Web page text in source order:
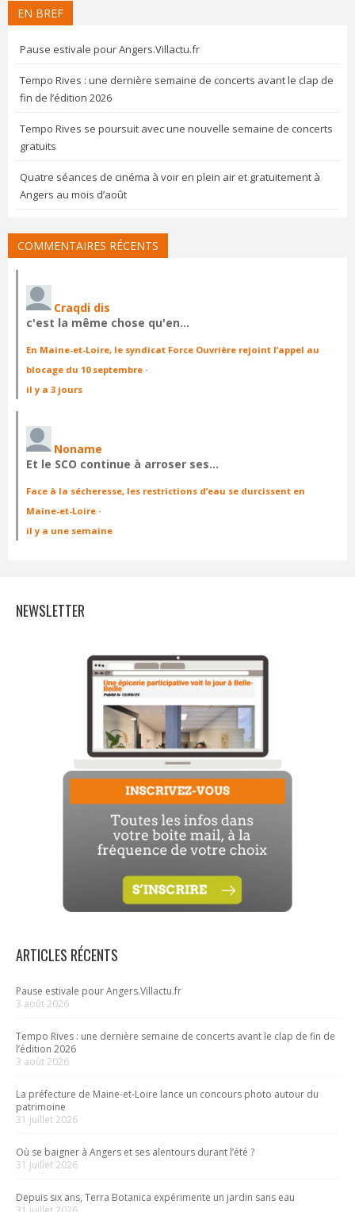
EN BREF
Pause estivale pour Angers.Villactu.fr
Tempo Rives : une dernière semaine de concerts avant le clap de
fin de l’édition 2026
Tempo Rives se poursuit avec une nouvelle semaine de concerts
gratuits
Quatre séances de cinéma à voir en plein air et gratuitement à
Angers au mois d’août
COMMENTAIRES RÉCENTS
Craqdi dis
c'est la même chose qu'en…
En Maine-et-Loire, le syndicat Force Ouvrière rejoint l’appel au
blocage du 10 septembre ·
il y a 3 jours
Noname
Et le SCO continue à arroser ses…
Face à la sécheresse, les restrictions d’eau se durcissent en
Maine-et-Loire ·
il y a une semaine
NEWSLETTER
ARTICLES RÉCENTS
Pause estivale pour Angers.Villactu.fr
3 août 2026
Tempo Rives : une dernière semaine de concerts avant le clap de fin de
l’édition 2026
3 août 2026
La préfecture de Maine-et-Loire lance un concours photo autour du
patrimoine
31 juillet 2026
Où se baigner à Angers et ses alentours durant l’été ?
31 juillet 2026
Depuis six ans, Terra Botanica expérimente un jardin sans eau